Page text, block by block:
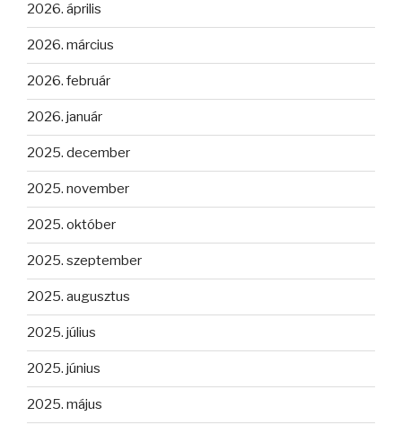
2026. április
2026. március
2026. február
2026. január
2025. december
2025. november
2025. október
2025. szeptember
2025. augusztus
2025. július
2025. június
2025. május